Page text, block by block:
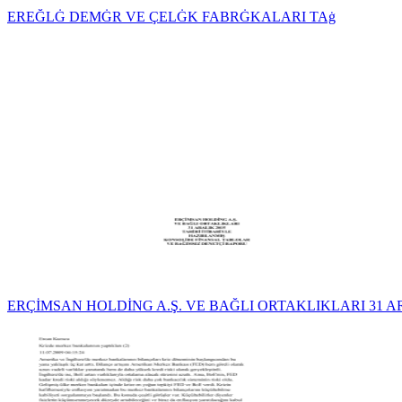
EREĞLĠ DEMĠR VE ÇELĠK FABRĠKALARI TAġ
ERÇİMSAN HOLDİNG A.Ş. VE BAĞLI ORTAKLIKLARI 31